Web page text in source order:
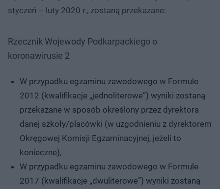
styczeń – luty 2020 r., zostaną przekazane:
Rzecznik Wojewody Podkarpackiego o
koronawirusie 2
W przypadku egzaminu zawodowego w Formule
2012 (kwalifikacje „jednoliterowe”) wyniki zostaną
przekazane w sposób określony przez dyrektora
danej szkoły/placówki (w uzgodnieniu z dyrektorem
Okręgowej Komisji Egzaminacyjnej, jeżeli to
konieczne),
W przypadku egzaminu zawodowego w Formule
2017 (kwalifikacje „dwuliterowe”) wyniki zostaną